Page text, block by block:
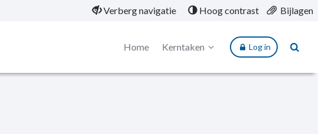
Verberg navigatie Hoog contrast Bijlagen
Home Kerntaken Log in